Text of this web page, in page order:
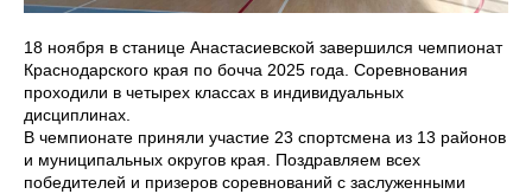
18 ноября в станице Анастасиевской завершился чемпионат
Краснодарского края по бочча 2025 года. Соревнования
проходили в четырех классах в индивидуальных
дисциплинах.
В чемпионате приняли участие 23 спортсмена из 13 районов
и муниципальных округов края. Поздравляем всех
победителей и призеров соревнований с заслуженными